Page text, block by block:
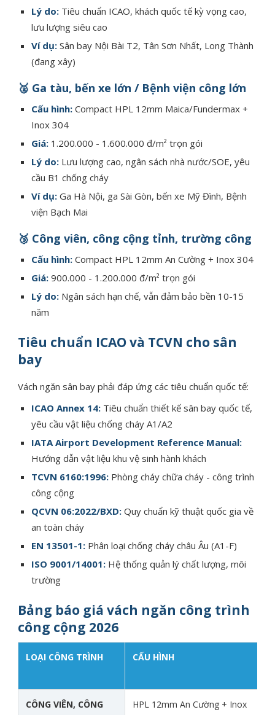
Lý do: Tiêu chuẩn ICAO, khách quốc tế kỳ vọng cao,
lưu lượng siêu cao
Ví dụ: Sân bay Nội Bài T2, Tân Sơn Nhất, Long Thành
(đang xây)
🥈 Ga tàu, bến xe lớn / Bệnh viện công lớn
Cấu hình: Compact HPL 12mm Maica/Fundermax +
Inox 304
Giá: 1.200.000 - 1.600.000 đ/m² trọn gói
Lý do: Lưu lượng cao, ngân sách nhà nước/SOE, yêu
cầu B1 chống cháy
Ví dụ: Ga Hà Nội, ga Sài Gòn, bến xe Mỹ Đình, Bệnh
viện Bạch Mai
🥉 Công viên, công cộng tỉnh, trường công
Cấu hình: Compact HPL 12mm An Cường + Inox 304
Giá: 900.000 - 1.200.000 đ/m² trọn gói
Lý do: Ngân sách hạn chế, vẫn đảm bảo bền 10-15
năm
Tiêu chuẩn ICAO và TCVN cho sân
bay
Vách ngăn sân bay phải đáp ứng các tiêu chuẩn quốc tế:
ICAO Annex 14: Tiêu chuẩn thiết kế sân bay quốc tế,
yêu cầu vật liệu chống cháy A1/A2
IATA Airport Development Reference Manual:
Hướng dẫn vật liệu khu vệ sinh hành khách
TCVN 6160:1996: Phòng cháy chữa cháy - công trình
công cộng
QCVN 06:2022/BXD: Quy chuẩn kỹ thuật quốc gia về
an toàn cháy
EN 13501-1: Phân loại chống cháy châu Âu (A1-F)
ISO 9001/14001: Hệ thống quản lý chất lượng, môi
trường
Bảng báo giá vách ngăn công trình
công cộng 2026
LOẠI CÔNG TRÌNH CẤU HÌNH
CÔNG VIÊN, CÔNG HPL 12mm An Cường + Inox